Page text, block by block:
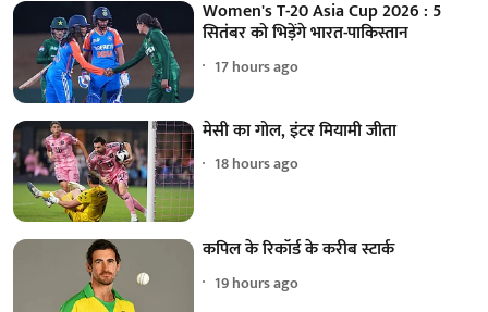
Women's T-20 Asia Cup 2026 : 5
सितंबर को भिड़ेंगे भारत-पाकिस्तान
17 hours ago
मेसी का गोल, इंटर मियामी जीता
18 hours ago
कपिल के रिकॉर्ड के करीब स्टार्क
19 hours ago